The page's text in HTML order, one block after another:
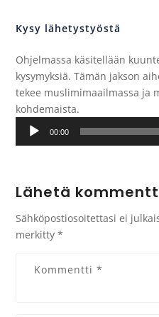
Kysy lähetystyöstä
Ohjelmassa käsitellään
kysymyksiä. Tämän jakson
tekee muslimimaailmassa ja
kohdemaista.
Äänitoistin
00:00
Lähetä
Sähköpostiosoitettasi ei
merkitty*